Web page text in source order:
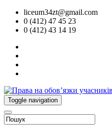
liceum34zt@gmail.com
0 (412) 47 45 23
0 (412) 43 14 19
Toggle navigation